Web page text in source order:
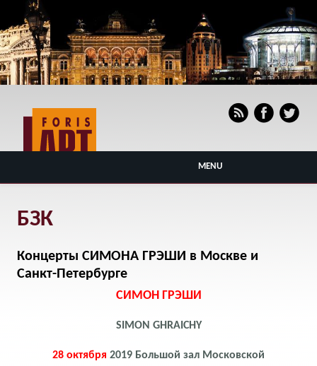
MENU
БЗК
Концерты СИМОНА ГРЭШИ в Москве и
Санкт-Петербурге
СИМОН ГРЭШИ
SIMON GНRAICHY
28 октября 2019 Большой зал Московской